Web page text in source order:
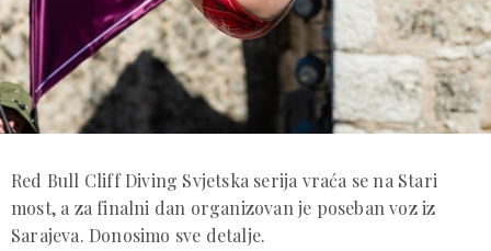
Red Bull Cliff Diving Svjetska serija vraća se na Stari
most, a za finalni dan organizovan je poseban voz iz
Sarajeva. Donosimo sve detalje.